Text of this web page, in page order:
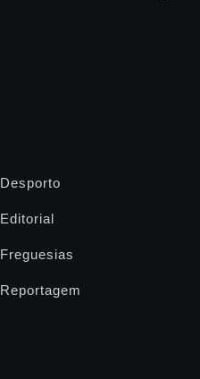
Desporto
Editorial
Freguesias
Reportagem